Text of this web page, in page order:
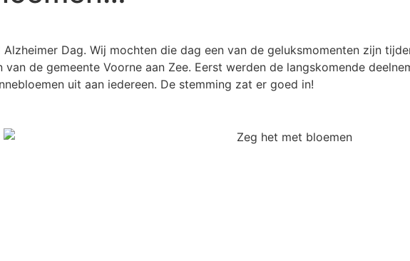
Alzheimer Dag. Wij mochten die dag een van de geluksmomenten zijn
de gemeente Voorne aan Zee. Eerst werden de langskomende
uit aan iedereen. De stemming zat er goed in!